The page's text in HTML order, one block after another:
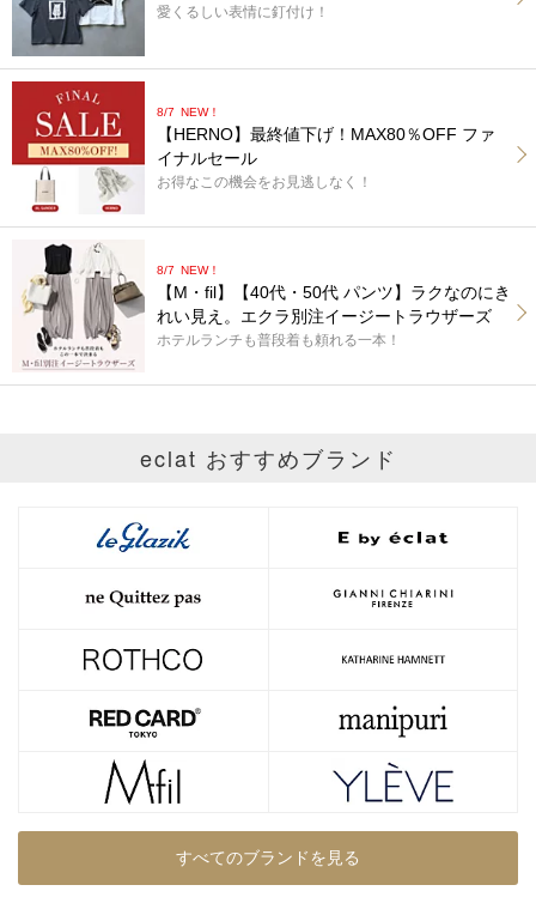
愛くるしい表情に釘付け！
8/7 NEW！
【HERNO】最終値下げ！MAX80％OFF ファ
イナルセール
お得なこの機会をお見逃しなく！
8/7 NEW！
【M・fil】【40代・50代 パンツ】ラクなのにき
れい見え。エクラ別注イージートラウザーズ
ホテルランチも普段着も頼れる一本！
eclat おすすめブランド
すべてのブランドを見る